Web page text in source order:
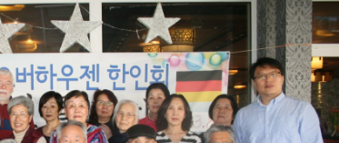
게시판 / 행사 / 알림